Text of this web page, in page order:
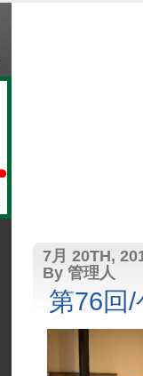
7月 20TH,
By 管理人
第76回